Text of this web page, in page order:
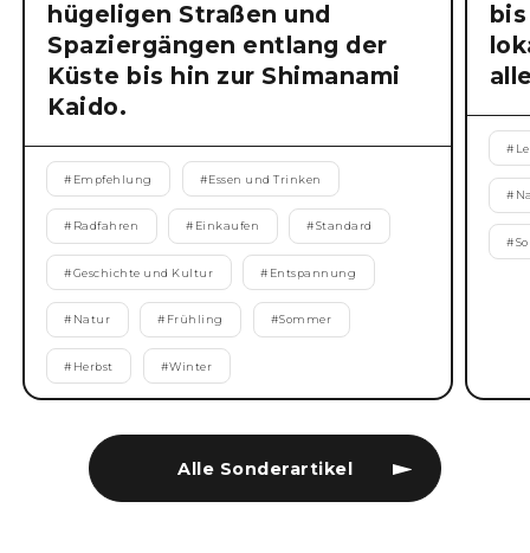
Alle Sonderartikel
hügeligen Straßen und
Spaziergängen entlang der
Küste bis hin zur Shimanami
Kaido.
# Empfehlung #Essen und Trinken
# Radfahren # Einkaufen #Standard
#Geschichte und Kultur # Entspannung
# Natur # Frühling #Sommer
# Herbst #Winter
#
#
#